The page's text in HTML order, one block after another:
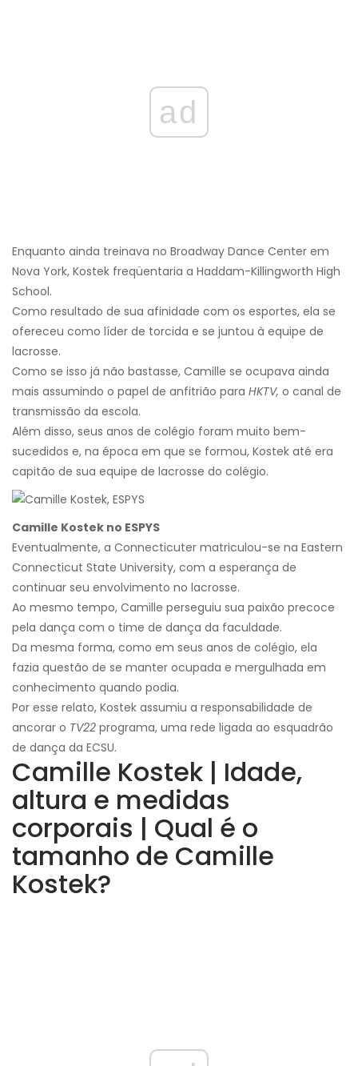
ad
Enquanto ainda treinava no Broadway Dance Center em
Nova York, Kostek freqüentaria a Haddam-Killingworth High
School.
Como resultado de sua afinidade com os esportes, ela se
ofereceu como líder de torcida e se juntou à equipe de
lacrosse.
Como se isso já não bastasse, Camille se ocupava ainda
mais assumindo o papel de anfitrião para HKTV, o canal de
transmissão da escola.
Além disso, seus anos de colégio foram muito bem-
sucedidos e, na época em que se formou, Kostek até era
capitão de sua equipe de lacrosse do colégio.
Camille Kostek no ESPYS
Eventualmente, a Connecticuter matriculou-se na Eastern
Connecticut State University, com a esperança de
continuar seu envolvimento no lacrosse.
Ao mesmo tempo, Camille perseguiu sua paixão precoce
pela dança com o time de dança da faculdade.
Da mesma forma, como em seus anos de colégio, ela
fazia questão de se manter ocupada e mergulhada em
conhecimento quando podia.
Por esse relato, Kostek assumiu a responsabilidade de
ancorar o TV22 programa, uma rede ligada ao esquadrão
de dança da ECSU.
Camille Kostek | Idade,
altura e medidas
corporais | Qual é o
tamanho de Camille
Kostek?